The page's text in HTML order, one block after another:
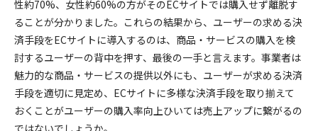
性約70%、女性約60%の方がそのECサイトでは購入せず離脱す
ることが分かりました。これらの結果から、ユーザーの求める決
済手段をECサイトに導入するのは、商品・サービスの購入を検
討するユーザーの背中を押す、最後の一手と言えます。事業者は
魅力的な商品・サービスの提供以外にも、ユーザーが求める決済
手段を適切に見定め、ECサイトに多様な決済手段を取り揃えて
おくことがユーザーの購入率向上ひいては売上アップに繋がるの